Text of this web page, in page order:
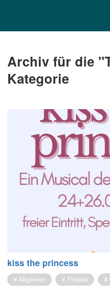
Archiv für die
Kategorie
kiss the princess
Allgemein Theater